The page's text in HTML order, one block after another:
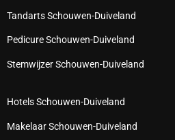
Tandarts Schouwen-Duiveland
Pedicure Schouwen-Duiveland
Stemwijzer Schouwen-Duiveland
Hotels Schouwen-Duiveland
Makelaar Schouwen-Duiveland